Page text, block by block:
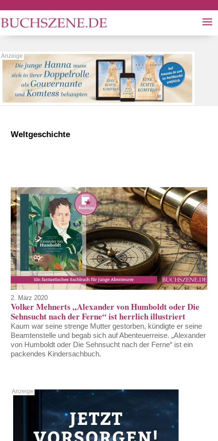
Weltgeschichte
2. März 2020
Volker Mehnerts „Alexander von Humboldt oder Die
Sehnsucht nach der Ferne“ ist herrlich illustriert
Kaum war seine strenge Mutter gestorben, kündigte er seine
Beamtenstelle und begab sich auf Abenteuerreise. „Alexander
von Humboldt oder Die Sehnsucht nach der Ferne“ ist ein
packendes Kindersachbuch.